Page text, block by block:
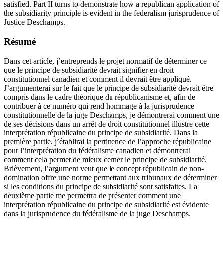
satisfied. Part II turns to demonstrate how a republican application of
the subsidiarity principle is evident in the federalism jurisprudence of
Justice Deschamps.
Résumé
Dans cet article, j’entreprends le projet normatif de déterminer ce
que le principe de subsidiarité devrait signifier en droit
constitutionnel canadien et comment il devrait être appliqué.
J’argumenterai sur le fait que le principe de subsidiarité devrait être
compris dans le cadre théorique du républicanisme et, afin de
contribuer à ce numéro qui rend hommage à la jurisprudence
constitutionnelle de la juge Deschamps, je démontrerai comment une
de ses décisions dans un arrêt de droit constitutionnel illustre cette
interprétation républicaine du principe de subsidiarité. Dans la
première partie, j’établirai la pertinence de l’approche républicaine
pour l’interprétation du fédéralisme canadien et démontrerai
comment cela permet de mieux cerner le principe de subsidiarité.
Brièvement, l’argument veut que le concept républicain de non-
domination offre une norme permettant aux tribunaux de déterminer
si les conditions du principe de subsidiarité sont satisfaites. La
deuxième partie me permettra de présenter comment une
interprétation républicaine du principe de subsidiarité est évidente
dans la jurisprudence du fédéralisme de la juge Deschamps.